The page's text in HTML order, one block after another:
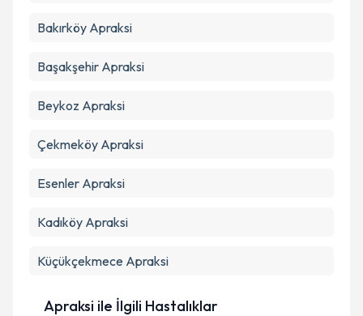
Bakırköy Apraksi
Başakşehir Apraksi
Beykoz Apraksi
Çekmeköy Apraksi
Esenler Apraksi
Kadıköy Apraksi
Küçükçekmece Apraksi
Apraksi ile İlgili Hastalıklar